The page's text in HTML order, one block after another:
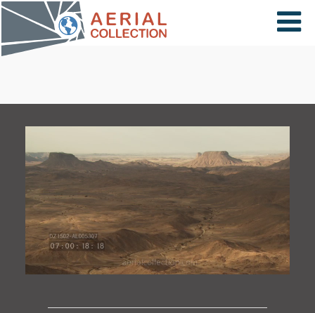
×
CARTE
COLLECTIONS